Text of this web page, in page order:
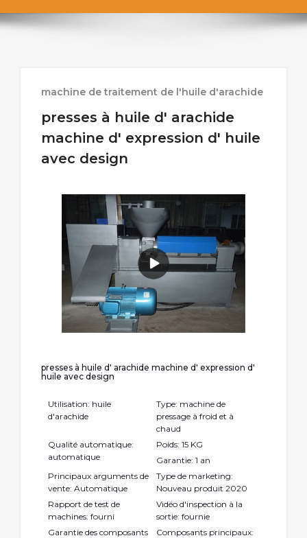
machine de traitement de l'huile d'arachide
presses à huile d' arachide
machine d' expression d' huile
avec design
presses à huile d' arachide machine d' expression d'
huile avec design
Utilisation: huile
d'arachide
Type: machine de
pressage à froid et à
chaud
Qualité automatique:
automatique
Poids: 15 KG
Garantie: 1 an
Principaux arguments de
vente: Automatique
Type de marketing:
Nouveau produit 2020
Rapport de test de
machines: fourni
Vidéo d'inspection à la
sortie: fournie
Garantie des composants
Composants principaux: